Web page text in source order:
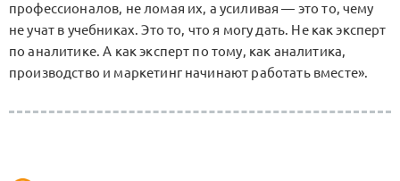
профессионалов, не ломая их, а усиливая — это то, чему
не учат в учебниках. Это то, что я могу дать. Не как эксперт
по аналитике. А как эксперт по тому, как аналитика,
производство и маркетинг начинают работать вместе».